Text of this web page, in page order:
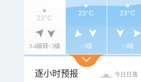
3-4级转<3级 <3级 <3级
22°C
23°C 23°C
逐小时预报 今日日落